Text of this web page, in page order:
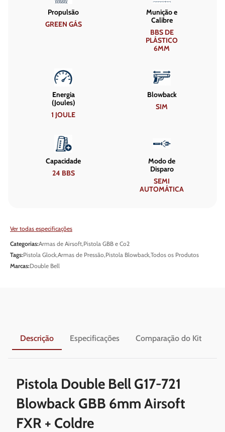
Propulsão
GREEN GÁS
Munição e
Calibre
BBS DE
PLÁSTICO
6MM
Energia
(Joules)
1 JOULE
Blowback
SIM
Capacidade
24 BBS
Modo de
Disparo
SEMI
AUTOMÁTICA
Ver todas especificações
Categorias:Armas de Airsoft,Pistola GBB e Co2
Tags:Pistola Glock,Armas de Pressão,Pistola Blowback,Todos os Produtos
Marcas:Double Bell
Descrição Especificações Comparação do Kit
Pistola Double Bell G17-721
Blowback GBB 6mm Airsoft
FXR + Coldre